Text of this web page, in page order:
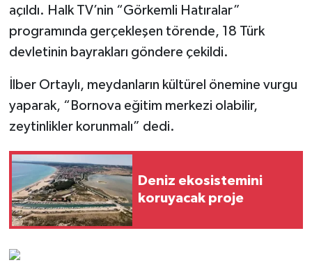
açıldı. Halk TV’nin “Görkemli Hatıralar”
programında gerçekleşen törende, 18 Türk
devletinin bayrakları göndere çekildi.
İlber Ortaylı, meydanların kültürel önemine vurgu
yaparak, “Bornova eğitim merkezi olabilir,
zeytinlikler korunmalı” dedi.
Deniz ekosistemini
koruyacak proje